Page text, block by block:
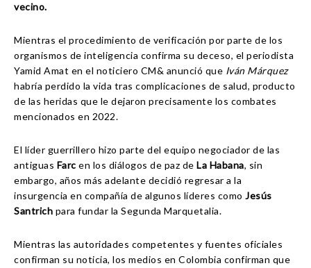
vecino.
Mientras el procedimiento de verificación por parte de los
organismos de inteligencia confirma su deceso, el periodista
Yamid Amat en el noticiero CM& anunció que Iván Márquez
habría perdido la vida tras complicaciones de salud, producto
de las heridas que le dejaron precisamente los combates
mencionados en 2022.
El líder guerrillero hizo parte del equipo negociador de las
antiguas Farc en los diálogos de paz de La Habana, sin
embargo, años más adelante decidió regresar a la
insurgencia en compañía de algunos líderes como Jesús
Santrich para fundar la Segunda Marquetalia.
Mientras las autoridades competentes y fuentes oficiales
confirman su noticia, los medios en Colombia confirman que